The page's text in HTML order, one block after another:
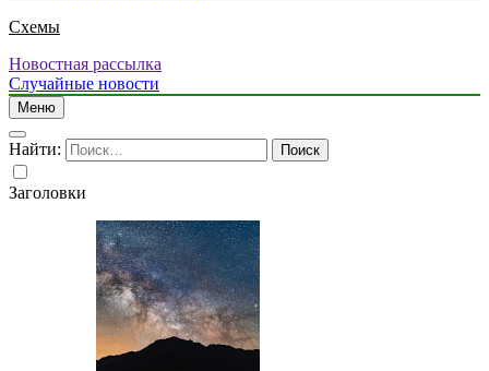
Схемы
Новостная рассылка
Случайные новости
Меню
Найти:
Заголовки